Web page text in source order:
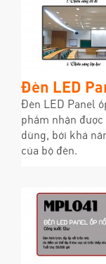
Đèn LED
Đèn LED Panel
phẩm nhận
dùng, bởi khả
của bộ đèn.